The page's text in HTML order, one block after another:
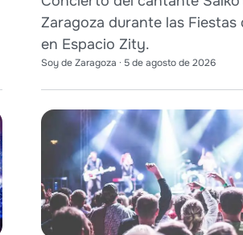
Zaragoza durante las Fiestas
en Espacio Zity.
Soy de Zaragoza · 5 de agosto de 2026